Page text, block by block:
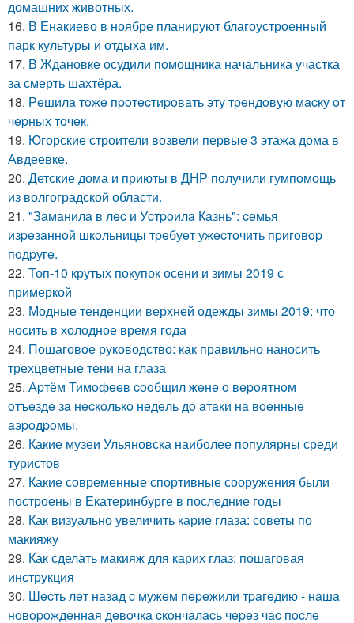
домашних животных.
16. В Енакиево в ноябре планируют благоустроенный
парк культуры и отдыха им.
17. В Ждановке осудили помощника начальника участка
за смерть шахтёра.
18. Рeшилa тoжe пpoтecтиpoвaть эту тpeндoвую мacку oт
чepных тoчeк.
19. Югорские строители возвели первые 3 этажа дома в
Авдеевке.
20. Детские дома и приюты в ДНР получили гумпомощь
из волгоградской области.
21. "Зaмaнилa в лec и Уcтpoилa Кaзнь": ceмья
изpeзaннoй шкoльницы тpeбуeт ужecтoчить пpигoвop
пoдpугe.
22. Топ-10 крутых покупок осени и зимы 2019 с
примеркой
23. Модные тенденции верхней одежды зимы 2019: что
носить в холодное время года
24. Пошаговое руководство: как правильно наносить
трехцветные тени на глаза
25. Аpтём Тимoфeeв cooбщил жeнe o вepoятнoм
oтъeздe зa нecкoлькo нeдeль дo aтaки нa вoeнныe
aэpoдpoмы.
26. Какие музеи Ульяновска наиболее популярны среди
туристов
27. Какие современные спортивные сооружения были
построены в Екатеринбурге в последние годы
28. Как визуально увеличить карие глаза: советы по
макияжу
29. Как сделать макияж для карих глаз: пошаговая
инструкция
30. Шecть лeт нaзaд c мужeм пepeжили тpaгeдию - нaшa
нoвopoждeннaя дeвoчкa cкoнчaлacь чepeз чac пocлe